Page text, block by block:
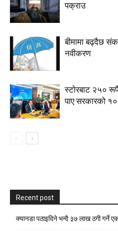
पक्राउ
बीमामा बढ्दैछ
नवीकरण
स्टाेरबाट २५०
पाए सरकारको
Recent post
क्यानडा पठाइदिने भन्दै ३७ लाख ठगी गर्ने